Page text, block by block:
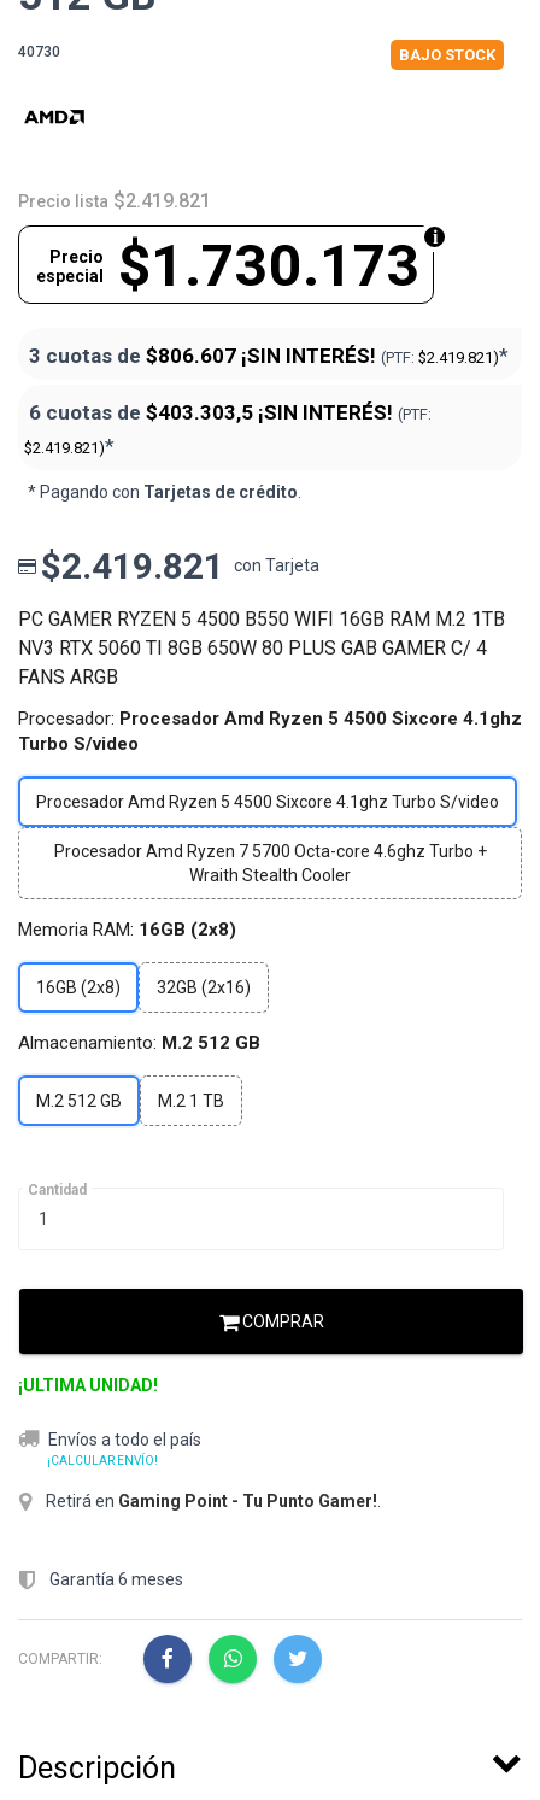
40730 BAJO STOCK
Precio lista $2.419.821
$1.730.173
Precio
especial
3 cuotas de $806.607 ¡SIN INTERÉS! (PTF: $2.419.821)*
6 cuotas de $403.303,5 ¡SIN INTERÉS! (PTF:
$2.419.821)*
* Pagando con Tarjetas de crédito.
$2.419.821 con Tarjeta
PC GAMER RYZEN 5 4500 B550 WIFI 16GB RAM M.2 1TB
NV3 RTX 5060 TI 8GB 650W 80 PLUS GAB GAMER C/ 4
FANS ARGB
Procesador: Procesador Amd Ryzen 5 4500 Sixcore 4.1ghz
Turbo S/video
Procesador Amd Ryzen 5 4500 Sixcore 4.1ghz Turbo S/video
Procesador Amd Ryzen 7 5700 Octa-core 4.6ghz Turbo +
Wraith Stealth Cooler
Memoria RAM: 16GB (2x8)
16GB (2x8) 32GB (2x16)
Almacenamiento: M.2 512 GB
M.2 512 GB M.2 1 TB
Cantidad
COMPRAR
¡ULTIMA UNIDAD!
Envíos a todo el país
¡CALCULAR ENVÍO!
Retirá en Gaming Point - Tu Punto Gamer!
Garantía 6 meses
COMPARTIR:
Descripción